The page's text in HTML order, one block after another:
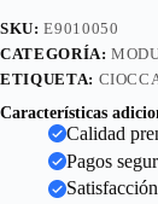
SKU:E9010050
CATEGORÍA:
ETIQUETA:
Características
Calidad
Pagos